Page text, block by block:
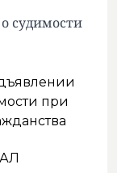
судимости